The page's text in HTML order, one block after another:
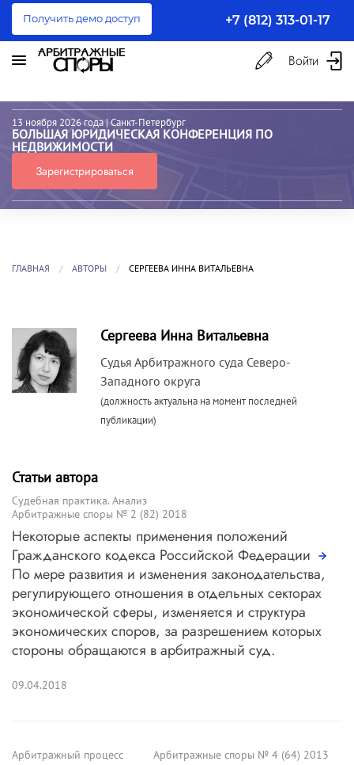
Получить демо доступ +7 (812) 313-01-17
Войти
13 ноября 2026 года | Санкт-Петербург
БОЛЬШАЯ ЮРИДИЧЕСКАЯ КОНФЕРЕНЦИЯ ПО
НЕДВИЖИМОСТИ
Зарегистрироваться
ГЛАВНАЯ АВТОРЫ СЕРГЕЕВА ИННА ВИТАЛЬЕВНА
Сергеева Инна Витальевна
Судья Арбитражного суда Северо-
Западного округа
(должность актуальна на момент последней
публикации)
Статьи автора
Судебная практика. Анализ
Арбитражные споры № 2 (82) 2018
Некоторые аспекты применения положений
Гражданского кодекса Российской Федерации
По мере развития и изменения законодательства,
регулирующего отношения в отдельных секторах
экономической сферы, изменяется и структура
экономических споров, за разрешением которых
стороны обращаются в арбитражный суд.
09.04.2018
Арбитражный процесс Арбитражные споры № 4 (64) 2013